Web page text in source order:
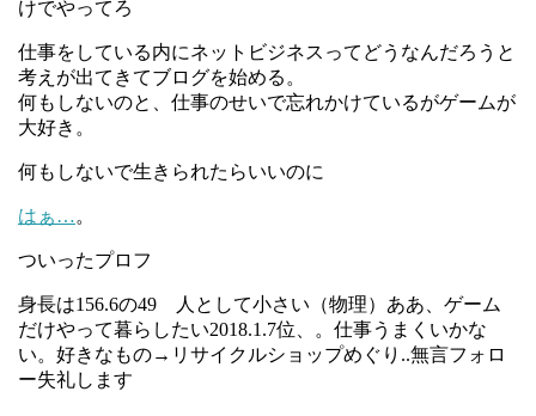
けでやってろ
仕事をしている内にネットビジネスってどうなんだろうと
考えが出てきてブログを始める。
何もしないのと、仕事のせいで忘れかけているがゲームが
大好き。
何もしないで生きられたらいいのに
はぁ…。
ついったプロフ
身長は156.6の49 人として小さい（物理）ああ、ゲーム
だけやって暮らしたい2018.1.7位、。仕事うまくいかな
い。好きなもの→リサイクルショップめぐり..無言フォロ
ー失礼します